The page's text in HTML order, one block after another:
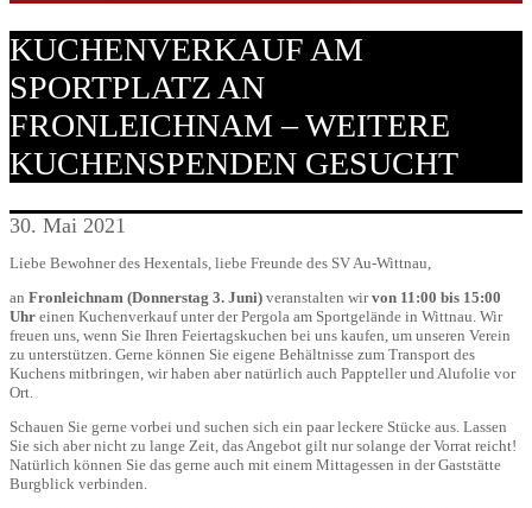
KUCHENVERKAUF AM
SPORTPLATZ AN
FRONLEICHNAM – WEITERE
KUCHENSPENDEN GESUCHT
30. Mai 2021
Liebe Bewohner des Hexentals, liebe Freunde des SV Au-Wittnau,
an Fronleichnam (Donnerstag 3. Juni) veranstalten wirvon 11:00 bis 15:00
Uhr einen Kuchenverkauf unter der Pergola am Sportgelände in Wittnau. Wir
freuen uns, wenn Sie Ihren Feiertagskuchen bei uns kaufen, um unseren Verein
zu unterstützen. Gerne können Sie eigene Behältnisse zum Transport des
Kuchens mitbringen, wir haben aber natürlich auch Pappteller und Alufolie vor
Ort.
Schauen Sie gerne vorbei und suchen sich ein paar leckere Stücke aus. Lassen
Sie sich aber nicht zu lange Zeit, das Angebot gilt nur solange der Vorrat reicht!
Natürlich können Sie das gerne auch mit einem Mittagessen in der Gaststätte
Burgblick verbinden.